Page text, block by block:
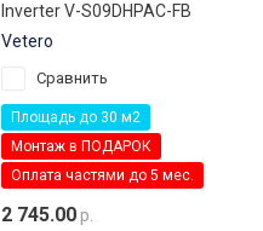
Inverter V-S09DHPAC-FB
Vetero
Сравнить
Площадь до 30 м2
Монтаж в ПОДАРОК
Оплата частями до 5 мес.
2 745.00 р.